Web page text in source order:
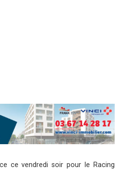
ce vendredi soir pour le Racing